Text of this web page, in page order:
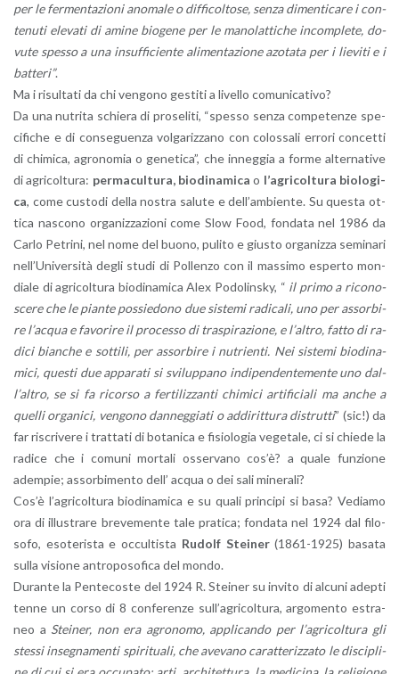
per le fer­men­ta­zio­ni ano­ma­le o dif­fi­col­to­se, senza di­men­ti­ca­re i con­
te­nu­ti ele­va­ti di amine bio­ge­ne per le ma­no­lat­ti­che in­com­ple­te, do­
vu­te spes­so a una in­suf­fi­cien­te ali­men­ta­zio­ne azo­ta­ta per i lie­vi­ti e i
bat­te­ri”.
Ma i ri­sul­ta­ti da chi ven­go­no ge­sti­ti a li­vel­lo co­mu­ni­ca­ti­vo?
Da una nu­tri­ta schie­ra di pro­se­li­ti, “spes­so senza com­pe­ten­ze spe­
ci­fi­che e di con­se­guen­za vol­ga­riz­za­no con co­los­sa­li er­ro­ri con­cet­ti
di chi­mi­ca, agro­no­mia o ge­ne­ti­ca”, che in­neg­gia a forme al­ter­na­ti­ve
di agri­col­tu­ra: per­ma­cul­tu­ra, bio­di­n­a­mi­ca o l’a­gri­col­tu­ra bio­lo­g­i­
ca, come cu­sto­di della no­stra sa­lu­te e del­l’am­bien­te. Su que­sta ot­
ti­ca na­sco­no or­ga­niz­za­zio­ni come Slow Food, fon­da­ta nel 1986 da
Carlo Pe­tri­ni, nel nome del buono, pu­li­to e giu­sto or­ga­niz­za se­mi­na­ri
nel­l’U­ni­ver­si­tà degli studi di Pol­len­zo con il mas­si­mo esper­to mon­
dia­le di agri­col­tu­ra bio­di­n­a­mi­ca Alex Po­do­lin­sky, “ il primo a ri­co­no­
sce­re che le pian­te pos­sie­do­no due si­ste­mi ra­di­ca­li, uno per as­sor­bi­
re l’ac­qua e fa­vo­ri­re il pro­ces­so di tra­spi­ra­zio­ne, e l’al­tro, fatto di ra­
di­ci bian­che e sot­ti­li, per as­sor­bi­re i nu­trien­ti. Nei si­ste­mi bio­di­n­a­
mi­ci, que­sti due ap­pa­ra­ti si svi­lup­pa­no in­di­pen­den­te­men­te uno dal­
l’al­tro, se si fa ri­cor­so a fer­ti­liz­zan­ti chi­mi­ci ar­ti­fi­cia­li ma anche a
quel­li or­ga­ni­ci, ven­go­no dan­neg­gia­ti o ad­di­rit­tu­ra di­strut­ti” (sic!) da
far ri­scri­ve­re i trat­ta­ti di bo­ta­ni­ca e fi­sio­lo­gia ve­ge­ta­le, ci si chie­de la
ra­di­ce che i co­mu­ni mor­ta­li os­ser­va­no cos’è? a quale fun­zio­ne
adem­pie; as­sor­bi­men­to dell’ acqua o dei sali mi­ne­ra­li?
Cos’è l’a­gri­col­tu­ra bio­di­n­a­mi­ca e su quali prin­ci­pi si basa? Ve­dia­mo
ora di il­lu­stra­re bre­ve­men­te tale pra­ti­ca; fon­da­ta nel 1924 dal fi­lo­
so­fo, eso­te­ri­sta e oc­cul­ti­sta Ru­dolf Stei­ner(1861-1925) ba­sa­ta
sulla vi­sio­ne an­tro­po­so­fi­ca del mondo.
Du­ran­te la Pen­te­co­ste del 1924 R. Stei­ner su in­vi­to di al­cu­ni adep­ti
tenne un corso di 8 con­fe­ren­ze sul­l’a­gri­col­tu­ra, ar­go­men­to estra­
neo a Stei­ner, non era agro­no­mo, ap­pli­can­do per l’a­gri­col­tu­ra gli
stes­si in­se­gna­men­ti spi­ri­tua­li, che ave­va­no ca­rat­te­riz­za­to le di­sci­pli­